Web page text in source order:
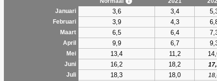
Januari
3,6 3,4
Februari 3,9 4,3
Maart 6,5 6,4
April 9,9 6,7
Mei 13,4 11,2
Juni 16,2 18,2
Juli
18,3 18,0